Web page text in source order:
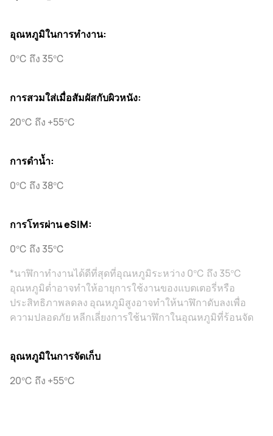
อุณหภูมิในการทํางาน:
0℃ ถึง 35℃
การสวมใส่เมื่อสัมผัสกับผิวหนัง:
20℃ ถึง +55℃
การดําน้ำ:
0℃ ถึง 38℃
การโทรผ่าน eSIM:
0℃ ถึง 35℃
*นาฬิกาทํางานได้ดีที่สุดที่อุณหภูมิระหว่าง 0℃ ถึง 35℃
อุณหภูมิต่ำอาจทําให้อายุการใช้งานของแบตเตอรี่หรือ
ประสิทธิภาพลดลง อุณหภูมิสูงอาจทําให้นาฬิกาดับลงเพื่อ
ความปลอดภัย หลีกเลี่ยงการใช้นาฬิกาในอุณหภูมิที่ร้อนจัด
อุณหภูมิในการจัดเก็บ
20℃ ถึง +55℃